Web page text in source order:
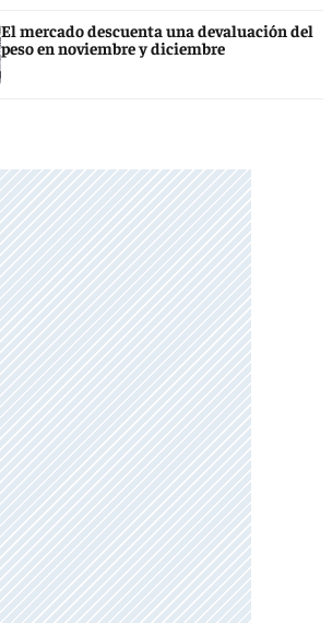
El mercado descuenta una devaluación del
peso en noviembre y diciembre